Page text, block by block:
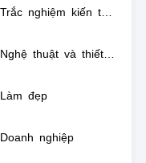
Làm đẹp
Doanh nghiệp